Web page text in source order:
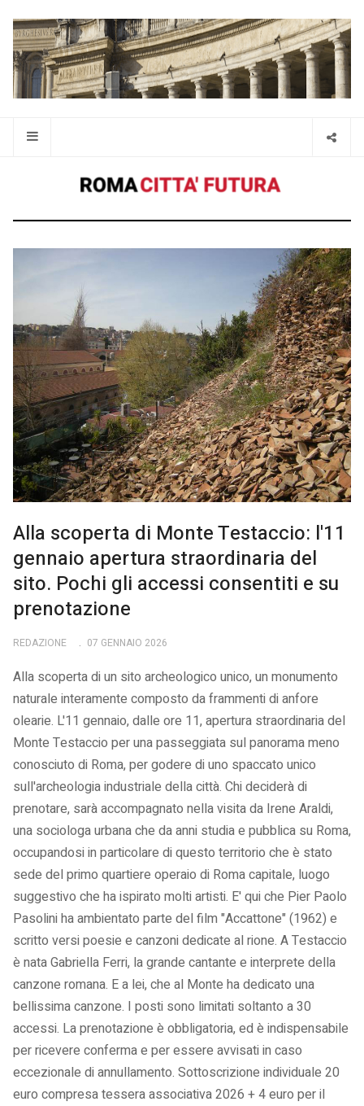
Alla scoperta di Monte Testaccio: l'11
gennaio apertura straordinaria del
sito. Pochi gli accessi consentiti e su
prenotazione
REDAZIONE 07 GENNAIO 2026
Alla scoperta di un sito archeologico unico, un monumento
naturale interamente composto da frammenti di anfore
olearie. L'11 gennaio, dalle ore 11, apertura straordinaria del
Monte Testaccio per una passeggiata sul panorama meno
conosciuto di Roma, per godere di uno spaccato unico
sull'archeologia industriale della città. Chi deciderà di
prenotare, sarà accompagnato nella visita da Irene Araldi,
una sociologa urbana che da anni studia e pubblica su Roma,
occupandosi in particolare di questo territorio che è stato
sede del primo quartiere operaio di Roma capitale, luogo
suggestivo che ha ispirato molti artisti. E' qui che Pier Paolo
Pasolini ha ambientato parte del film "Accattone" (1962) e
scritto versi poesie e canzoni dedicate al rione. A Testaccio
è nata Gabriella Ferri, la grande cantante e interprete della
canzone romana. E a lei, che al Monte ha dedicato una
bellissima canzone. I posti sono limitati soltanto a 30
accessi. La prenotazione è obbligatoria, ed è indispensabile
per ricevere conferma e per essere avvisati in caso
eccezionale di annullamento. Sottoscrizione individuale 20
euro compresa tessera associativa 2026 + 4 euro per il